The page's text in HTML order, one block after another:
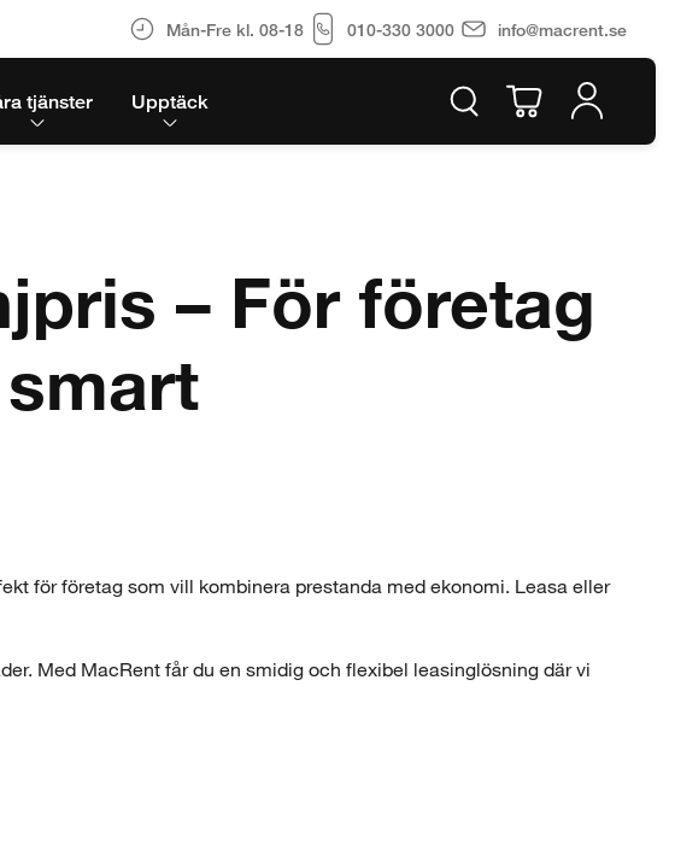
Mån-Fre kl. 08-18 010-330 3000 info@macrent.se
tjänster Upptäck
– För företag
för företag som vill kombinera prestanda med ekonomi. Leasa eller
Med MacRent får du en smidig och flexibel leasinglösning där vi